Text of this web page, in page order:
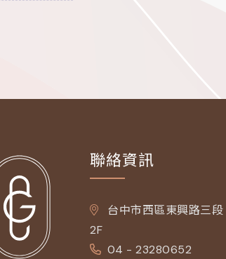
聯絡資訊
台中市西區東興路三
2F
04 - 23280652